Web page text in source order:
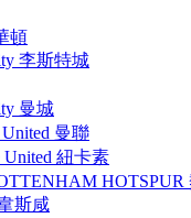
頓
李斯特城
曼城
United 曼聯
United 紐卡素
HOTSPUR
斯咸